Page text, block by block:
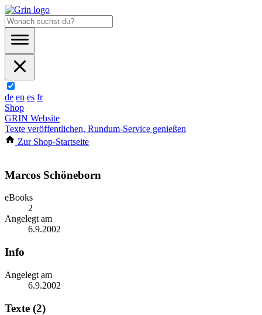
de en es fr
Shop
GRIN Website
Texte veröffentlichen, Rundum-Service genießen
Zur Shop-Startseite
Marcos Schöneborn
eBooks
2
Angelegt am
6.9.2002
Info
Angelegt am
6.9.2002
Texte (2)